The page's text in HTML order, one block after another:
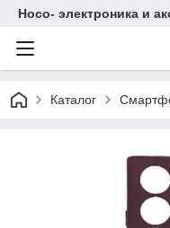
Hoco- электроника и
Каталог